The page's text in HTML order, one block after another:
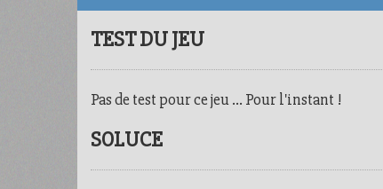
TEST DU JEU
Pas de test pour ce jeu ... Pour l'instant !
SOLUCE